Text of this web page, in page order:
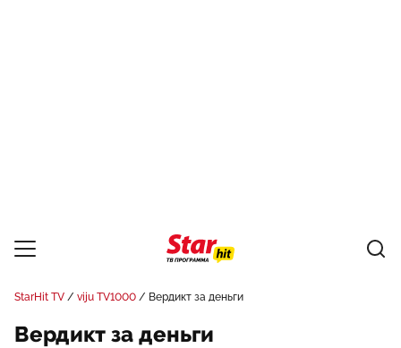
StarHit TV viju TV1000 Вердикт за деньги
Вердикт за деньги